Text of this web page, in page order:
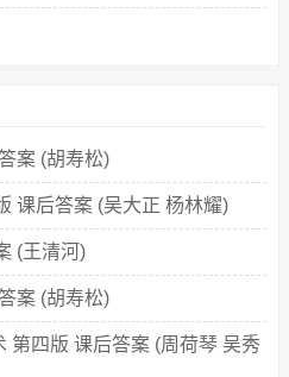
案 (胡寿松)
课后答案 (吴大正 杨林耀)
(王清河)
案 (胡寿松)
第四版 课后答案 (周荷琴 吴秀